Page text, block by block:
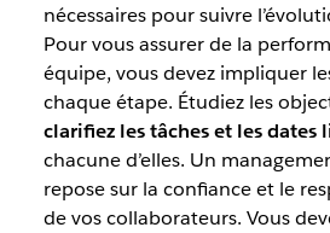
nécessaires pour suivre
Pour vous assurer de la
équipe, vous devez impliquer
chaque étape. Étudiez les
clarifiez les tâches et les dates
chacune d’elles. Un
repose sur la confiance et le
de vos collaborateurs. Vous